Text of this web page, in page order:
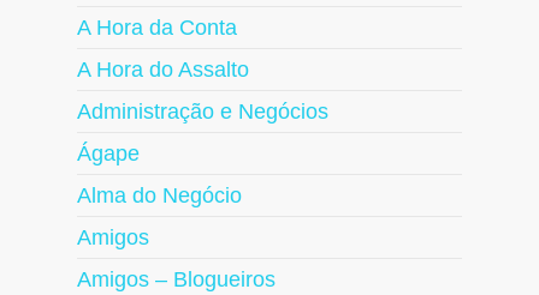
A Hora da Conta
A Hora do Assalto
Administração e Negócios
Ágape
Alma do Negócio
Amigos
Amigos – Blogueiros